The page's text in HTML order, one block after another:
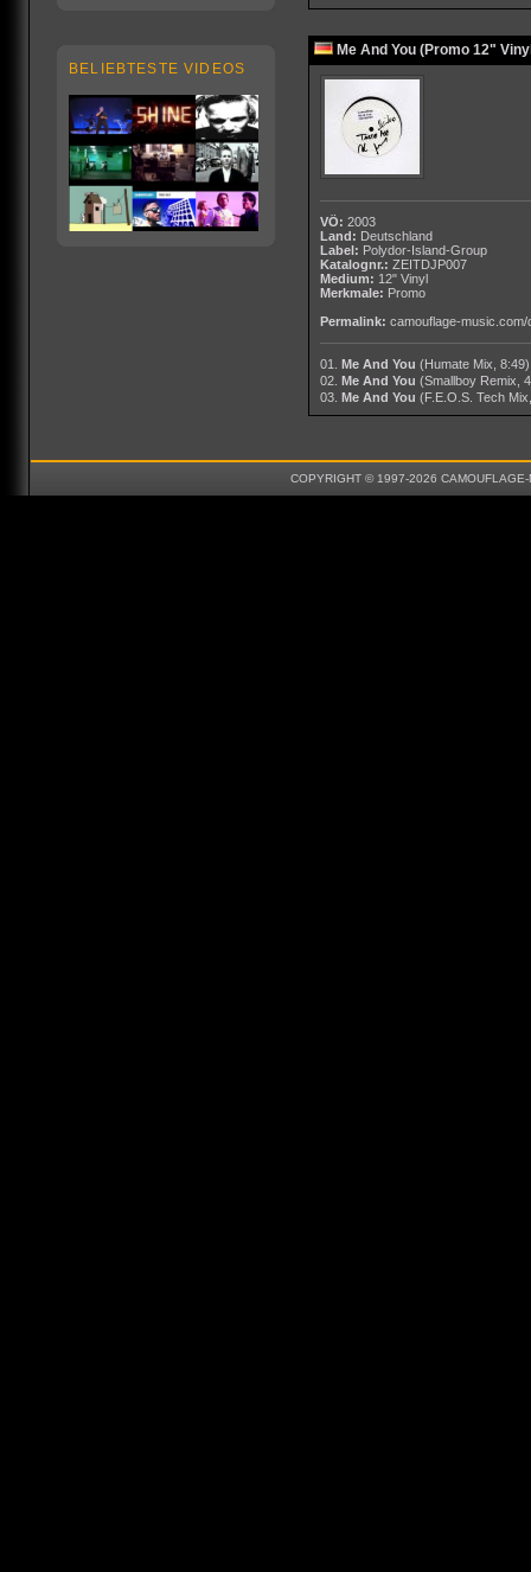
BELIEBTESTE VIDEOS
Me And You (Promo 12"
VÖ: 2003
Land: Deutschland
Label: Polydor-Island-Group
Katalognr.: ZEITDJP007
Medium: 12" Vinyl
Merkmale: Promo
Permalink: camouflage-music.com/
01. Me And You (Humate Mix, 8:49)
02. Me And You (Smallboy Remix,
03. Me And You (F.E.O.S. Tech
COPYRIGHT © 1997-2026 CAMOUFLAGE-